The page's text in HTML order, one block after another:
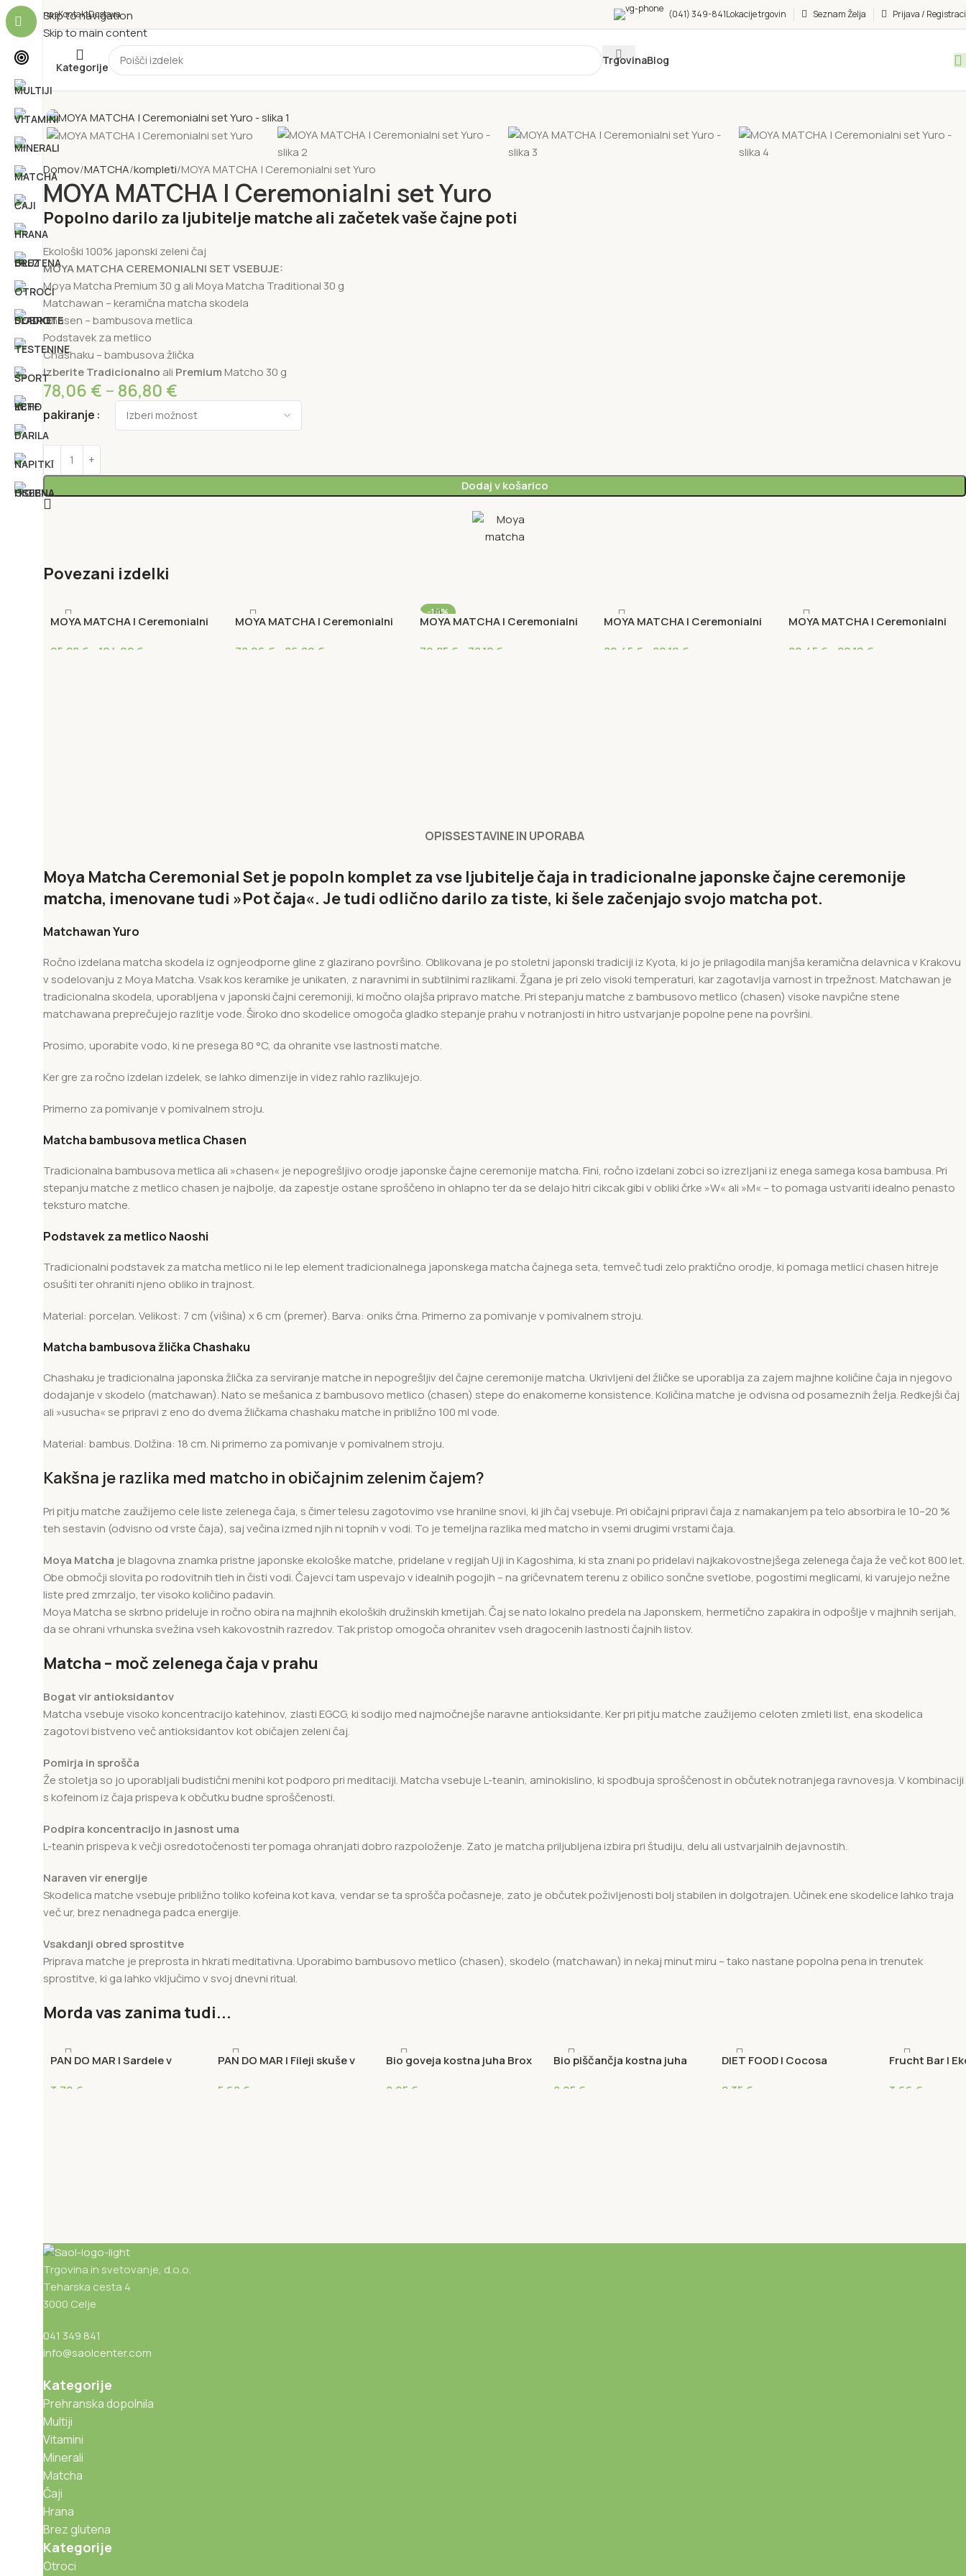
Skip to navigation
Skip to main content
O nasKontaktDostava (041) 349-841Lokacije trgovin Seznam Želja Prijava /
Kategorije
TrgovinaBlog
Domov MATCHA kompleti MOYA MATCHA | Ceremonialni set Yuro
MOYA MATCHA | Ceremonialni set Yuro
Popolno darilo za ljubitelje matche ali začetek vaše čajne poti
Ekološki 100% japonski zeleni čaj
MOYA MATCHA CEREMONIALNI SET VSEBUJE:
Moya Matcha Premium 30 g ali Moya Matcha Traditional 30 g
Matchawan – keramična matcha skodela
Chasen – bambusova metlica
Podstavek za metlico
Chashaku – bambusova žlička
IzberiteTradicionalno ali Premium Matcho 30 g
78,06 € – 86,80 €
pakiranje
Dodaj v košarico
Povezani izdelki
MOYA MATCHA | Ceremonialni
95,28 € 104,02 €
MOYA MATCHA | Ceremonialni
78,06 € 86,80 €
-10%
NI NA ZALOGI
MOYA MATCHA | Ceremonialni
70,25 € 78,12 €
MOYA MATCHA | Ceremonialni
80,45 € 89,19 €
MOYA MATCHA | Ceremonialni
80,45 € 89,19 €
OPISSESTAVINE IN UPORABA
Moya Matcha Ceremonial Set je popoln komplet za vse ljubitelje čaja in tradicionalne japonske čajne ceremonije
matcha, imenovane tudi »Pot čaja«. Je tudi odlično darilo za tiste, ki šele začenjajo svojo matcha pot.
Matchawan Yuro
Ročno izdelana matcha skodela iz ognjeodporne gline z glazirano površino. Oblikovana je po stoletni japonski tradiciji iz Kyota, ki jo je prilagodila manjša keramična delavnica v Krakovu
v sodelovanju z Moya Matcha. Vsak kos keramike je unikaten, z naravnimi in subtilnimi razlikami. Žgana je pri zelo visoki temperaturi, kar zagotavlja varnost in trpežnost. Matchawan je
tradicionalna skodela, uporabljena v japonski čajni ceremoniji, ki močno olajša pripravo matche. Pri stepanju matche z bambusovo metlico (chasen) visoke navpične stene
matchawana preprečujejo razlitje vode. Široko dno skodelice omogoča gladko stepanje prahu v notranjosti in hitro ustvarjanje popolne pene na površini.
Prosimo, uporabite vodo, ki ne presega 80 °C, da ohranite vse lastnosti matche.
Ker gre za ročno izdelan izdelek, se lahko dimenzije in videz rahlo razlikujejo.
Primerno za pomivanje v pomivalnem stroju.
Matcha bambusova metlica Chasen
Tradicionalna bambusova metlica ali »chasen« je nepogrešljivo orodje japonske čajne ceremonije matcha. Fini, ročno izdelani zobci so izrezljani iz enega samega kosa bambusa. Pri
stepanju matche z metlico chasen je najbolje, da zapestje ostane sproščeno in ohlapno ter da se delajo hitri cikcak gibi v obliki črke »W« ali »M« – to pomaga ustvariti idealno penasto
teksturo matche.
Podstavek za metlico Naoshi
Tradicionalni podstavek za matcha metlico ni le lep element tradicionalnega japonskega matcha čajnega seta, temveč tudi zelo praktično orodje, ki pomaga metlici chasen hitreje
osušiti ter ohraniti njeno obliko in trajnost.
Material: porcelan. Velikost: 7 cm (višina) x 6 cm (premer). Barva: oniks črna. Primerno za pomivanje v pomivalnem stroju.
Matcha bambusova žlička Chashaku
Chashaku je tradicionalna japonska žlička za serviranje matche in nepogrešljiv del čajne ceremonije matcha. Ukrivljeni del žličke se uporablja za zajem majhne količine čaja in njegovo
dodajanje v skodelo (matchawan). Nato se mešanica z bambusovo metlico (chasen) stepe do enakomerne konsistence. Količina matche je odvisna od posameznih želja. Redkejši čaj
ali »usucha« se pripravi z eno do dvema žličkama chashaku matche in približno 100 ml vode.
Material: bambus. Dolžina: 18 cm. Ni primerno za pomivanje v pomivalnem stroju.
Kakšna je razlika med matcho in običajnim zelenim čajem?
Pri pitju matche zaužijemo cele liste zelenega čaja, s čimer telesu zagotovimo vse hranilne snovi, ki jih čaj vsebuje. Pri običajni pripravi čaja z namakanjem pa telo absorbira le 10–20 %
teh sestavin (odvisno od vrste čaja), saj večina izmed njih ni topnih v vodi. To je temeljna razlika med matcho in vsemi drugimi vrstami čaja.
Moya Matcha je blagovna znamka pristne japonske ekološke matche, pridelane v regijah Uji in Kagoshima, ki sta znani po pridelavi najkakovostnejšega zelenega čaja že več kot 800 let.
Obe območji slovita po rodovitnih tleh in čisti vodi. Čajevci tam uspevajo v idealnih pogojih – na gričevnatem terenu z obilico sončne svetlobe, pogostimi meglicami, ki varujejo nežne
liste pred zmrzaljo, ter visoko količino padavin.
Moya Matcha se skrbno prideluje in ročno obira na majhnih ekoloških družinskih kmetijah. Čaj se nato lokalno predela na Japonskem, hermetično zapakira in odpošlje v majhnih serijah,
da se ohrani vrhunska svežina vseh kakovostnih razredov. Tak pristop omogoča ohranitev vseh dragocenih lastnosti čajnih listov.
Matcha – moč zelenega čaja v prahu
Bogat vir antioksidantov
Matcha vsebuje visoko koncentracijo katehinov, zlasti EGCG, ki sodijo med najmočnejše naravne antioksidante. Ker pri pitju matche zaužijemo celoten zmleti list, ena skodelica
zagotovi bistveno več antioksidantov kot običajen zeleni čaj.
Pomirja in sprošča
Že stoletja so jo uporabljali budistični menihi kot podporo pri meditaciji. Matcha vsebuje L-teanin, aminokislino, ki spodbuja sproščenost in občutek notranjega ravnovesja. V kombinaciji
s kofeinom iz čaja prispeva k občutku budne sproščenosti.
Podpira koncentracijo in jasnost uma
L-teanin prispeva k večji osredotočenosti ter pomaga ohranjati dobro razpoloženje. Zato je matcha priljubljena izbira pri študiju, delu ali ustvarjalnih dejavnostih.
Naraven vir energije
Skodelica matche vsebuje približno toliko kofeina kot kava, vendar se ta sprošča počasneje, zato je občutek poživljenosti bolj stabilen in dolgotrajen. Učinek ene skodelice lahko traja
več ur, brez nenadnega padca energije.
Vsakdanji obred sprostitve
Priprava matche je preprosta in hkrati meditativna. Uporabimo bambusovo metlico (chasen), skodelo (matchawan) in nekaj minut miru – tako nastane popolna pena in trenutek
sprostitve, ki ga lahko vključimo v svoj dnevni ritual.
Morda vas zanima tudi...
PAN DO MAR | Sardele v
3,79 €
PAN DO MAR | Fileji skuše v
5,68 €
Bio goveja kostna juha Brox
8,05 €
Bio piščančja kostna juha
8,05 €
DIET FOOD | Cocosa
330 ml
2,35 €
Frucht Bar |
3,66 €
Trgovina in svetovanje, d.o.o.
Teharska cesta 4
3000 Celje
041 349 841
info@saolcenter.com
Kategorije
Prehranska dopolnila
Multiji
Vitamini
Minerali
Matcha
Čaji
Hrana
Brez glutena
Kategorije
Otroci